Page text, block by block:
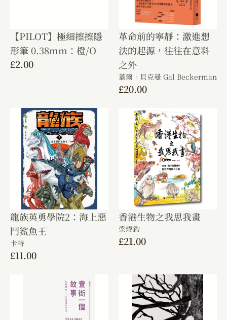
【PILOT】極細擦擦隱
形筆 0.38mm：橙/O
£2.00
革命前的寧靜：激進想
法的起源，往往在意料
之外
蓋爾．貝克曼 Gal Beckerman
£20.00
龍族英勇學院2：海上惡
鬥鯊魚王
卡特
£11.00
香港生物之我思我畫
梁煒鈞
£21.00